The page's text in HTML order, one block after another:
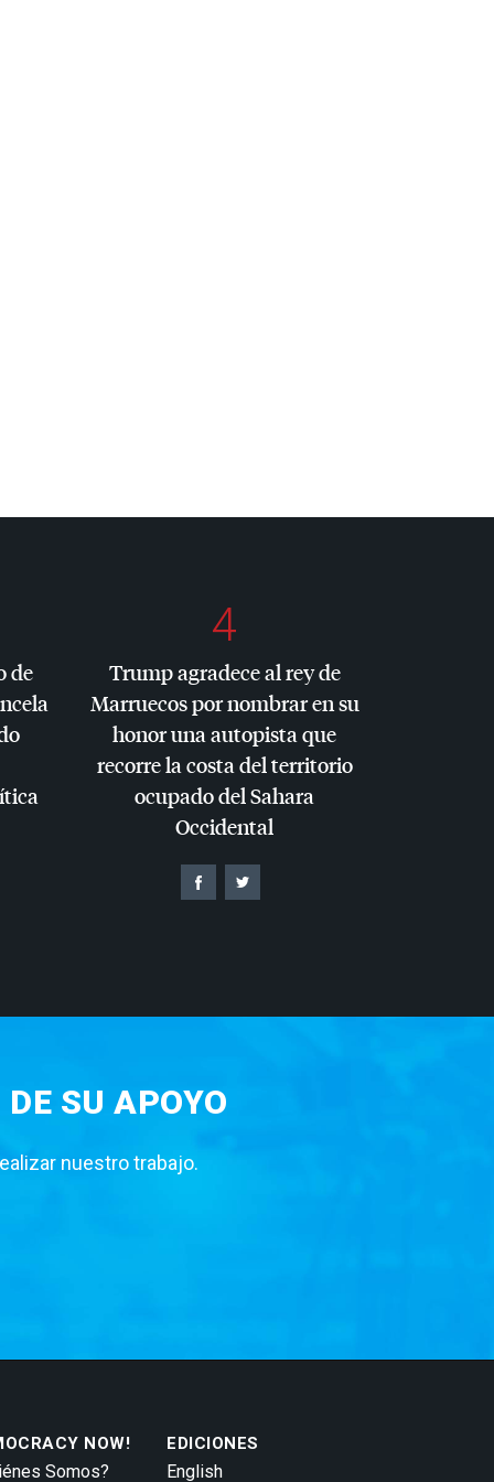
de
4
Trump agradece al rey de
Marruecos por nombrar en su
honor una autopista que
recorre la costa del territorio
ocupado del Sahara
Occidental
SU APOYO
nuestro trabajo.
NOW!
Somos?
EDICIONES
English